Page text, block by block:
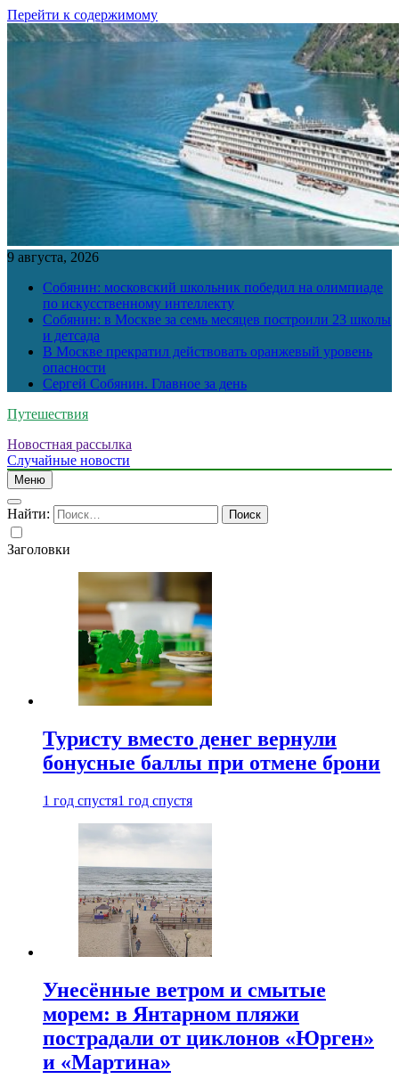
Перейти к содержимому
9 августа, 2026
Собянин: московский школьник победил на олимпиаде
по искусственному интеллекту
Собянин: в Москве за семь месяцев построили 23 школы
и детсада
В Москве прекратил действовать оранжевый уровень
опасности
Сергей Собянин. Главное за день
Путешествия
Новостная рассылка
Случайные новости
Меню
Найти:
Заголовки
Туристу вместо денег вернули
бонусные баллы при отмене брони
1 год спустя1 год спустя
Унесённые ветром и смытые
морем: в Янтарном пляжи
пострадали от циклонов «Юрген»
и «Мартина»